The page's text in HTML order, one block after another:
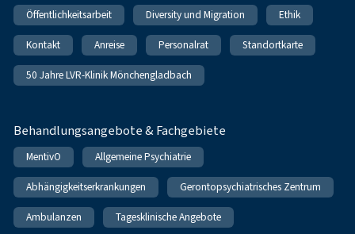
Öffentlichkeitsarbeit Diversity und Migration Ethik
Kontakt Anreise Personalrat Standortkarte
50 Jahre LVR-Klinik Mönchengladbach
Behandlungsangebote & Fachgebiete
MentivO Allgemeine Psychiatrie
Abhängigkeitserkrankungen Gerontopsychiatrisches Zentrum
Ambulanzen Tagesklinische Angebote